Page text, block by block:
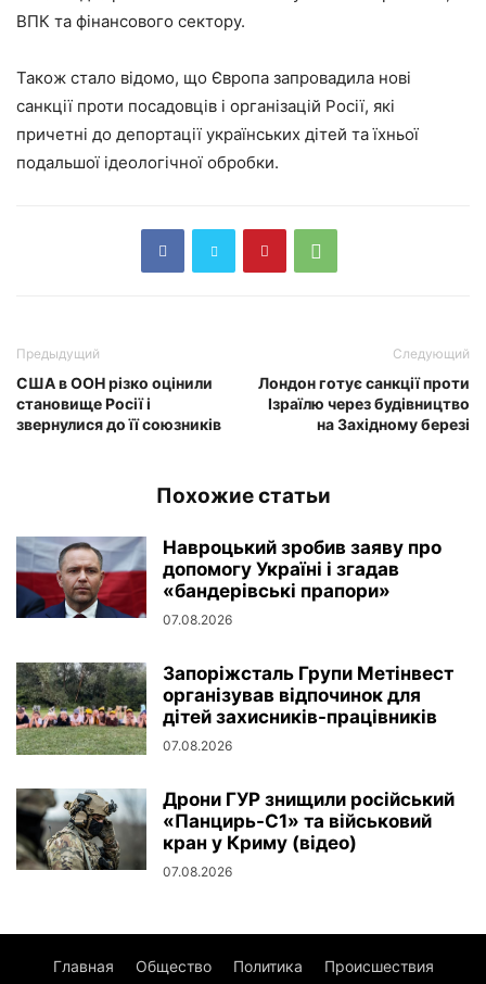
ВПК та фінансового сектору.
Також стало відомо, що Європа запровадила нові
санкції проти посадовців і організацій Росії, які
причетні до депортації українських дітей та їхньої
подальшої ідеологічної обробки.
Предыдущий
США в ООН різко оцінили
становище Росії і
звернулися до її союзників
Следующий
Лондон готує санкції проти
Ізраїлю через будівництво
на Західному березі
Похожие статьи
Навроцький зробив заяву про
допомогу Україні і згадав
«бандерівські прапори»
07.08.2026
Запоріжсталь Групи Метінвест
організував відпочинок для
дітей захисників-працівників
07.08.2026
Дрони ГУР знищили російський
«Панцирь-С1» та військовий
кран у Криму (відео)
07.08.2026
Главная Общество Политика Происшествия